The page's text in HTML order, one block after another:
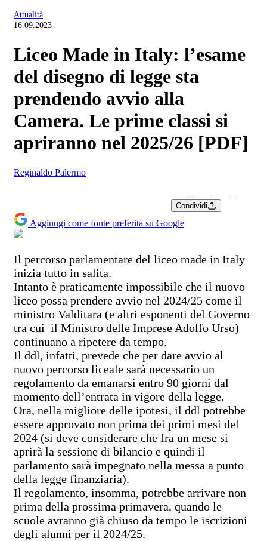
Attualità
16.09.2023
Liceo Made in Italy: l’esame
del disegno di legge sta
prendendo avvio alla
Camera. Le prime classi si
apriranno nel 2025/26 [PDF]
Reginaldo Palermo
Condividi
Aggiungi come fonte preferita su Google
Il percorso parlamentare del liceo made in Italy
inizia tutto in salita.
Intanto è praticamente impossibile che il nuovo
liceo possa prendere avvio nel 2024/25 come il
ministro Valditara (e altri esponenti del Governo
tra cui il Ministro delle Imprese Adolfo Urso)
continuano a ripetere da tempo.
Il ddl, infatti, prevede che per dare avvio al
nuovo percorso liceale sarà necessario un
regolamento da emanarsi entro 90 giorni dal
momento dell’entrata in vigore della legge.
Ora, nella migliore delle ipotesi, il ddl potrebbe
essere approvato non prima dei primi mesi del
2024 (si deve considerare che fra un mese si
aprirà la sessione di bilancio e quindi il
parlamento sarà impegnato nella messa a punto
della legge finanziaria).
Il regolamento, insomma, potrebbe arrivare non
prima della prossima primavera, quando le
scuole avranno già chiuso da tempo le iscrizioni
degli alunni per il 2024/25.